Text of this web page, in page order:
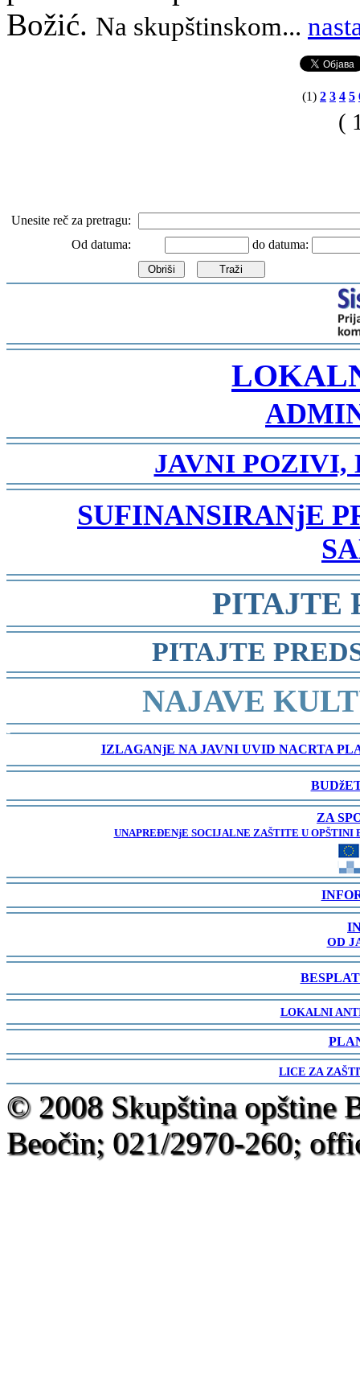
Božić. Na skupštinskom...
(1) 2 3 4 5
(
Unesite reč za pretragu:
Od datuma:
do datuma:
-
-
JAVNI POZIVI,
-
SUFINANSIRANjE
-
PITAJTE
-
PITAJTE
-
NAJAVE
-
IZLAGANjE NA JAVNI UVID NACRTA
-
-
ZA
UNAPREĐENjE SOCIJALNE ZAŠTITE U OPŠTINI
-
-
OD
-
-
LOKALNI
-
-
LICE ZA
© 2008 Skupština opštine
Beočin; 021/2970-260;